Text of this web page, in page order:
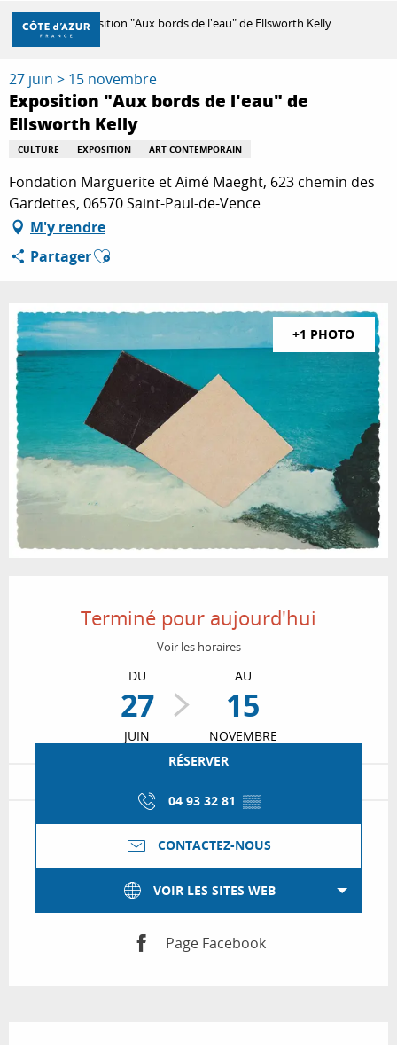
Aller
contenu
principal
DÉCOUVRIR
À FAIRE
SÉJOURNER
Accueil Exposition "Aux bords de l'eau" de Ellsworth Kelly
27 juin > 15 novembre
Exposition "Aux bords de l'eau" de
Ellsworth Kelly
CULTURE EXPOSITION ART CONTEMPORAIN
Fondation Marguerite et Aimé Maeght, 623 chemin des
Gardettes, 06570 Saint-Paul-de-Vence
M'y rendre
PartagerAjouter aux favoris
+1 PHOTO
Terminé pour aujourd'hui
Voir les horaires
DU
27
JUIN
AU
15
NOVEMBRE
RÉSERVER
04 93 32 81 ▒▒
CONTACTEZ-NOUS
VOIR LES SITES WEB
Page Facebook